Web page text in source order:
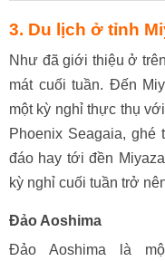
3. Du lịch ở tỉnh
Như đã giới thiệu ở
mát cuối tuần. Đến
một kỳ nghỉ thực thụ
Phoenix Seagaia,
đáo hay tới đền
kỳ nghỉ cuối tuần trở
Đảo Aoshima
Đảo Aoshima là